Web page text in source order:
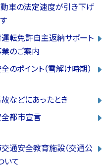
車の法定速度が引き下げ
転免許自主返納サポート
のご案内
のポイント（雪解け時期）
などにあったとき
都市宣言
通安全教育施設（交通公
いて